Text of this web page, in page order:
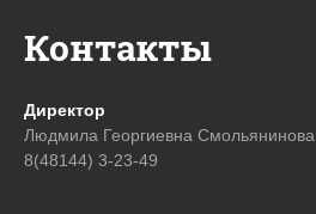
Контакты
Директор
Людмила Георгиевна Смольянинова
8(48144) 3-23-49